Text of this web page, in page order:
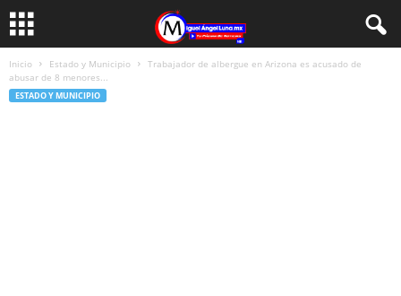
Inicio Estado y Municipio
Trabajador de albergue en Arizona es acusado de
abusar de 8 menores...
ESTADO Y MUNICIPIO